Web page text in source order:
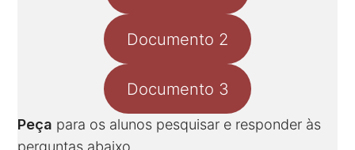
Documento 2
Documento 3
Peça para os alunos pesquisar e responder às